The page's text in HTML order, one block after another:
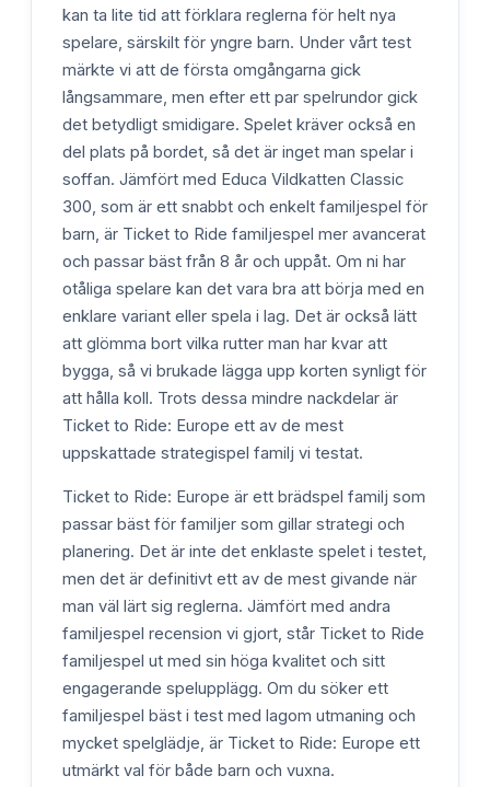
kan ta lite tid att förklara reglerna för helt nya
spelare, särskilt för yngre barn. Under vårt test
märkte vi att de första omgångarna gick
långsammare, men efter ett par spelrundor gick
det betydligt smidigare. Spelet kräver också en
del plats på bordet, så det är inget man spelar i
soffan. Jämfört med Educa Vildkatten Classic
300, som är ett snabbt och enkelt familjespel för
barn, är Ticket to Ride familjespel mer avancerat
och passar bäst från 8 år och uppåt. Om ni har
otåliga spelare kan det vara bra att börja med en
enklare variant eller spela i lag. Det är också lätt
att glömma bort vilka rutter man har kvar att
bygga, så vi brukade lägga upp korten synligt för
att hålla koll. Trots dessa mindre nackdelar är
Ticket to Ride: Europe ett av de mest
uppskattade strategispel familj vi testat.
Ticket to Ride: Europe är ett brädspel familj som
passar bäst för familjer som gillar strategi och
planering. Det är inte det enklaste spelet i testet,
men det är definitivt ett av de mest givande när
man väl lärt sig reglerna. Jämfört med andra
familjespel recension vi gjort, står Ticket to Ride
familjespel ut med sin höga kvalitet och sitt
engagerande spelupplägg. Om du söker ett
familjespel bäst i test med lagom utmaning och
mycket spelglädje, är Ticket to Ride: Europe ett
utmärkt val för både barn och vuxna.